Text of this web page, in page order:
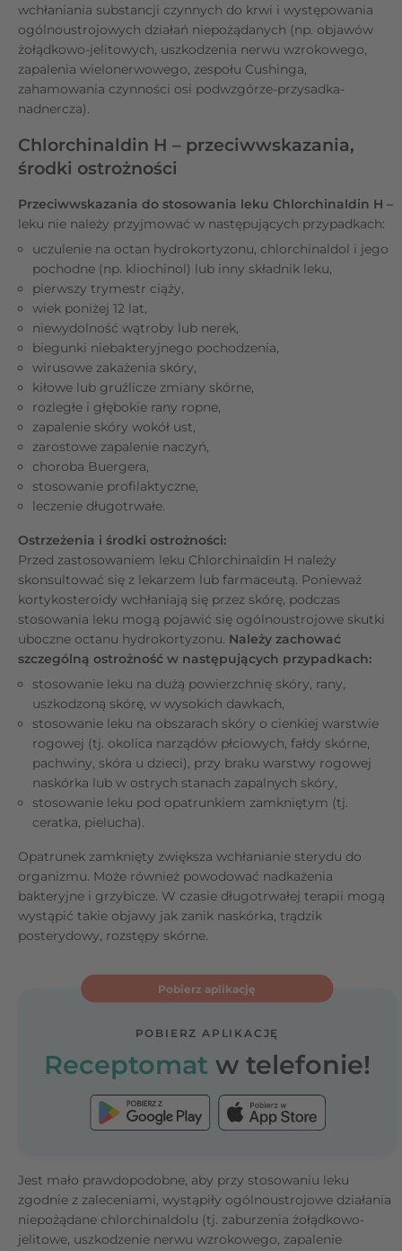
wchłaniania substancji czynnych do krwi i występowania
ogólnoustrojowych działań niepożądanych (np. objawów
żołądkowo-jelitowych, uszkodzenia nerwu wzrokowego,
zapalenia wielonerwowego, zespołu Cushinga,
zahamowania czynności osi podwzgórze-przysadka-
nadnercza).
Chlorchinaldin H – przeciwwskazania,
środki ostrożności
Przeciwwskazania do stosowania leku Chlorchinaldin H –
leku nie należy przyjmować w następujących przypadkach:
uczulenie na octan hydrokortyzonu, chlorchinaldol i jego
pochodne (np. kliochinol) lub inny składnik leku,
pierwszy trymestr ciąży,
wiek poniżej 12 lat,
niewydolność wątroby lub nerek,
biegunki niebakteryjnego pochodzenia,
wirusowe zakażenia skóry,
kiłowe lub gruźlicze zmiany skórne,
rozległe i głębokie rany ropne,
zapalenie skóry wokół ust,
zarostowe zapalenie naczyń,
choroba Buergera,
stosowanie profilaktyczne,
leczenie długotrwałe.
Ostrzeżenia i środki ostrożności:
Przed zastosowaniem leku Chlorchinaldin H należy
skonsultować się z lekarzem lub farmaceutą. Ponieważ
kortykosteroidy wchłaniają się przez skórę, podczas
stosowania leku mogą pojawić się ogólnoustrojowe skutki
uboczne octanu hydrokortyzonu. Należy zachować
szczególną ostrożność w następujących przypadkach:
stosowanie leku na dużą powierzchnię skóry, rany,
uszkodzoną skórę, w wysokich dawkach,
stosowanie leku na obszarach skóry o cienkiej warstwie
rogowej (tj. okolica narządów płciowych, fałdy skórne,
pachwiny, skóra u dzieci), przy braku warstwy rogowej
naskórka lub w ostrych stanach zapalnych skóry,
stosowanie leku pod opatrunkiem zamkniętym (tj.
ceratka, pielucha).
Opatrunek zamknięty zwiększa wchłanianie sterydu do
organizmu. Może również powodować nadkażenia
bakteryjne i grzybicze. W czasie długotrwałej terapii mogą
wystąpić takie objawy jak zanik naskórka, trądzik
posterydowy, rozstępy skórne.
Pobierz aplikację
POBIERZ APLIKACJĘ
Receptomat w telefonie!
Jest mało prawdopodobne, aby przy stosowaniu leku
zgodnie z zaleceniami, wystąpiły ogólnoustrojowe działania
niepożądane chlorchinaldolu (tj. zaburzenia żołądkowo-
jelitowe, uszkodzenie nerwu wzrokowego, zapalenie